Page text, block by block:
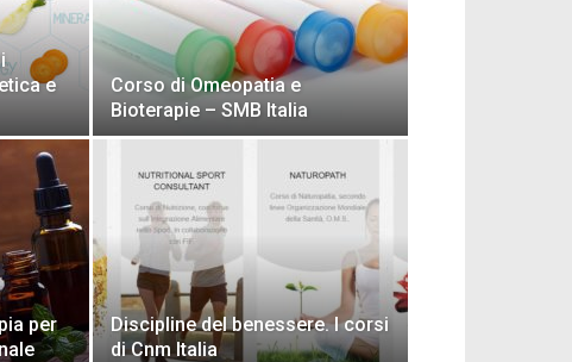
e
Corso di Omeopatia e
Bioterapie – SMB Italia
per
Discipline del benessere. I corsi
di Cnm Italia